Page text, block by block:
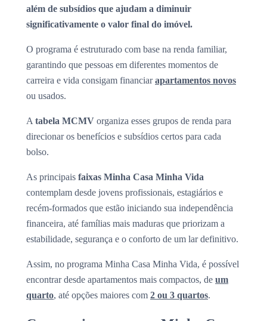
além de subsídios que ajudam a diminuir
significativamente o valor final do imóvel.
O programa é estruturado com base na renda familiar,
garantindo que pessoas em diferentes momentos de
carreira e vida consigam financiarapartamentos novos
ou usados.
A tabela MCMV organiza esses grupos de renda para
direcionar os benefícios e subsídios certos para cada
bolso.
As principais faixas Minha Casa Minha Vida
contemplam desde jovens profissionais, estagiários e
recém-formados que estão iniciando sua independência
financeira, até famílias mais maduras que priorizam a
estabilidade, segurança e o conforto de um lar definitivo.
Assim, no programa Minha Casa Minha Vida, é possível
encontrar desde apartamentos mais compactos, de um
quarto, até opções maiores com 2 ou 3 quartos.